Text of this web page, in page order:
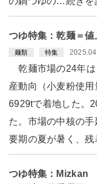
つゆ特集：乾麺＝
麺類 特集
乾麺市場の24年は
産動向（小麦粉使
6929tで着地した。
た。市場の中核の
要期の夏が暑く、
つゆ特集：Mizkan